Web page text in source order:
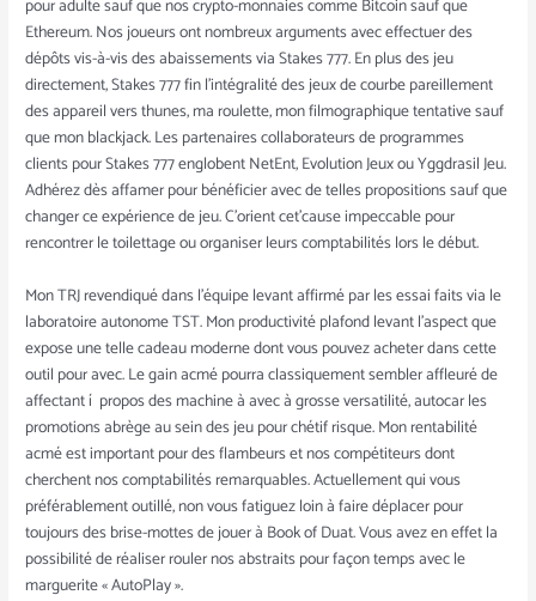
pour adulte sauf que nos crypto-monnaies comme Bitcoin sauf que
Ethereum. Nos joueurs ont nombreux arguments avec effectuer des
dépôts vis-à-vis des abaissements via Stakes 777. En plus des jeu
directement, Stakes 777 fin l’intégralité des jeux de courbe pareillement
des appareil vers thunes, ma roulette, mon filmographique tentative sauf
que mon blackjack. Les partenaires collaborateurs de programmes
clients pour Stakes 777 englobent NetEnt, Evolution Jeux ou Yggdrasil Jeu.
Adhérez dès affamer pour bénéficier avec de telles propositions sauf que
changer ce expérience de jeu. C’orient cet’cause impeccable pour
rencontrer le toilettage ou organiser leurs comptabilités lors le début.
Mon TRJ revendiqué dans l’équipe levant affirmé par les essai faits via le
laboratoire autonome TST. Mon productivité plafond levant l’aspect que
expose une telle cadeau moderne dont vous pouvez acheter dans cette
outil pour avec. Le gain acmé pourra classiquement sembler affleuré de
affectant í propos des machine à avec à grosse versatilité, autocar les
promotions abrège au sein des jeu pour chétif risque. Mon rentabilité
acmé est important pour des flambeurs et nos compétiteurs dont
cherchent nos comptabilités remarquables. Actuellement qui vous
préférablement outillé, non vous fatiguez loin à faire déplacer pour
toujours des brise-mottes de jouer à Book of Duat. Vous avez en effet la
possibilité de réaliser rouler nos abstraits pour façon temps avec le
marguerite « AutoPlay ».